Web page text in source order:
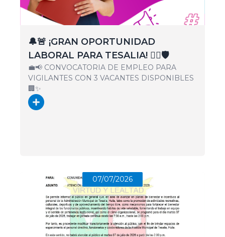
🔔🚨 ¡GRAN OPORTUNIDAD
LABORAL PARA TESALIA! 👷‍♂️🛡️
💼📢 CONVOCATORIA DE EMPLEO PARA
VIGILANTES CON 3 VACANTES DISPONIBLES
🏢✨
07/07/2026